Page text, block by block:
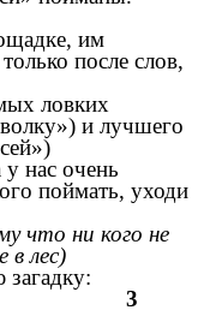
им
после слов,
ловких
и лучшего
нас очень
поймать, уходи
что ни кого не
в лес)
загадку:
3